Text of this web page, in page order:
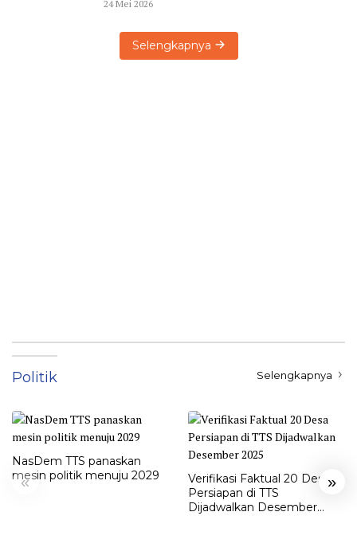
24 Mei 2026
Selengkapnya
Politik Selengkapnya
« »
NasDem TTS panaskan
mesin politik menuju 2029
Verifikasi Faktual 20 Desa
Persiapan di TTS
Dijadwalkan Desember